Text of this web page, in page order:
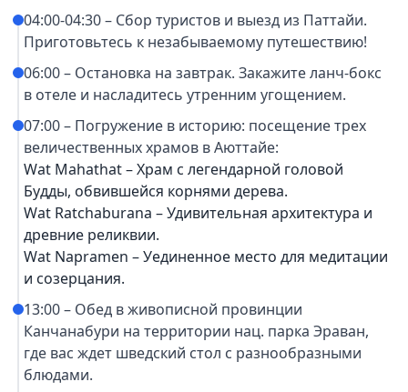
04:00-04:30 – Сбор туристов и выезд из Паттайи.
Приготовьтесь к незабываемому путешествию!
06:00 – Остановка на завтрак. Закажите ланч-бокс
в отеле и насладитесь утренним угощением.
07:00 – Погружение в историю: посещение трех
величественных храмов в Аюттайе:
Wat Mahathat – Храм с легендарной головой
Будды, обвившейся корнями дерева.
Wat Ratchaburana – Удивительная архитектура и
древние реликвии.
Wat Napramen – Уединенное место для медитации
и созерцания.
13:00 – Обед в живописной провинции
Канчанабури на территории нац. парка Эраван,
где вас ждет шведский стол с разнообразными
блюдами.